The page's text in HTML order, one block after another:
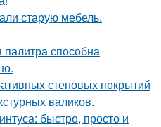
старую мебель.
способна
стеновых покрытий
валиков.
быстро, просто и